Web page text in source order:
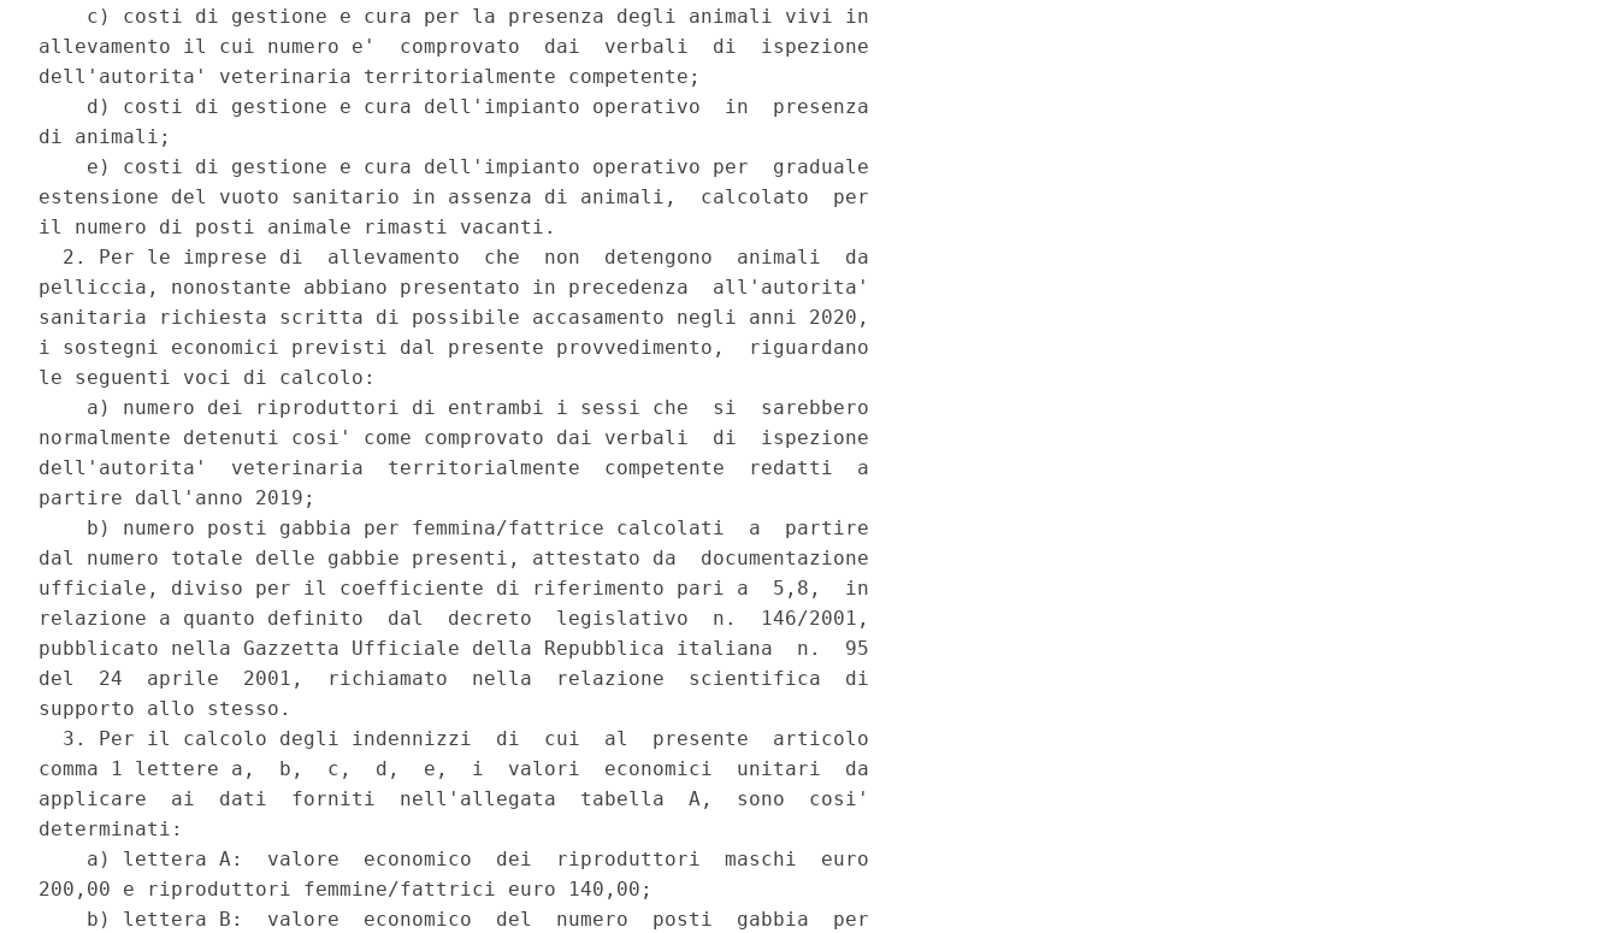
    c) costi di gestione e cura per la presenza degli animali vivi in
allevamento il cui numero e'  comprovato  dai  verbali  di  ispezione
dell'autorita' veterinaria territorialmente competente;
    d) costi di gestione e cura dell'impianto operativo  in  presenza
di animali;
    e) costi di gestione e cura dell'impianto operativo per  graduale
estensione del vuoto sanitario in assenza di animali,  calcolato  per
il numero di posti animale rimasti vacanti.
  2. Per le imprese di  allevamento  che  non  detengono  animali  da
pelliccia, nonostante abbiano presentato in precedenza  all'autorita'
sanitaria richiesta scritta di possibile accasamento negli anni 2020,
i sostegni economici previsti dal presente provvedimento,  riguardano
le seguenti voci di calcolo:
    a) numero dei riproduttori di entrambi i sessi che  si  sarebbero
normalmente detenuti cosi' come comprovato dai verbali  di  ispezione
dell'autorita'  veterinaria  territorialmente  competente  redatti  a
partire dall'anno 2019;
    b) numero posti gabbia per femmina/fattrice calcolati  a  partire
dal numero totale delle gabbie presenti, attestato da  documentazione
ufficiale, diviso per il coefficiente di riferimento pari a  5,8,  in
relazione a quanto definito  dal  decreto  legislativo  n.  146/2001,
pubblicato nella Gazzetta Ufficiale della Repubblica italiana  n.  95
del  24  aprile  2001,  richiamato  nella  relazione  scientifica  di
supporto allo stesso.
  3. Per il calcolo degli indennizzi  di  cui  al  presente  articolo
comma 1 lettere a,  b,  c,  d,  e,  i  valori  economici  unitari  da
applicare  ai  dati  forniti  nell'allegata  tabella  A,  sono  cosi'
determinati:
    a) lettera A:  valore  economico  dei  riproduttori  maschi  euro
200,00 e riproduttori femmine/fattrici euro 140,00;
    b) lettera B:  valore  economico  del  numero  posti  gabbia  per